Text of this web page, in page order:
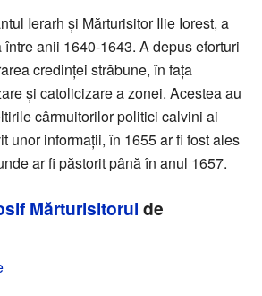
Ierarh și Mărturisitor Ilie Iorest, a
anii 1640-1643. A depus eforturi
credinței străbune, în fața
și catolicizare a zonei. Acestea au
cârmuitorilor politici calvini ai
unor informații, în 1655 ar fi fost ales
ar fi păstorit până în anul 1657.
Mărturisitorul de